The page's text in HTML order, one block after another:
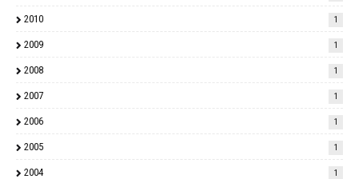
2010 1
2009 1
2008 1
2007 1
2006 1
2005 1
2004 1